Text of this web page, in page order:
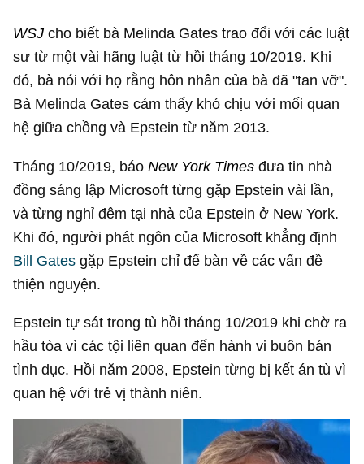
WSJ cho biết bà Melinda Gates trao đổi với các luật
sư từ một vài hãng luật từ hồi tháng 10/2019. Khi
đó, bà nói với họ rằng hôn nhân của bà đã "tan vỡ".
Bà Melinda Gates cảm thấy khó chịu với mối quan
hệ giữa chồng và Epstein từ năm 2013.
Tháng 10/2019, báoNew York Times đưa tin nhà
đồng sáng lập Microsoft từng gặp Epstein vài lần,
và từng nghỉ đêm tại nhà của Epstein ở New York.
Khi đó, người phát ngôn của Microsoft khẳng định
Bill Gates gặp Epstein chỉ để bàn về các vấn đề
thiện nguyện.
Epstein tự sát trong tù hồi tháng 10/2019 khi chờ ra
hầu tòa vì các tội liên quan đến hành vi buôn bán
tình dục. Hồi năm 2008, Epstein từng bị kết án tù vì
quan hệ với trẻ vị thành niên.